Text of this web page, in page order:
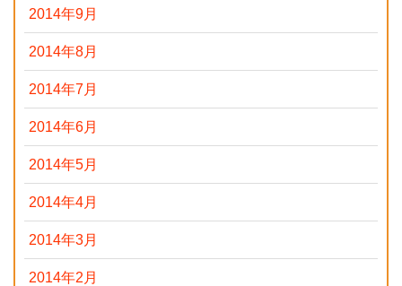
2014年9月
2014年8月
2014年7月
2014年6月
2014年5月
2014年4月
2014年3月
2014年2月